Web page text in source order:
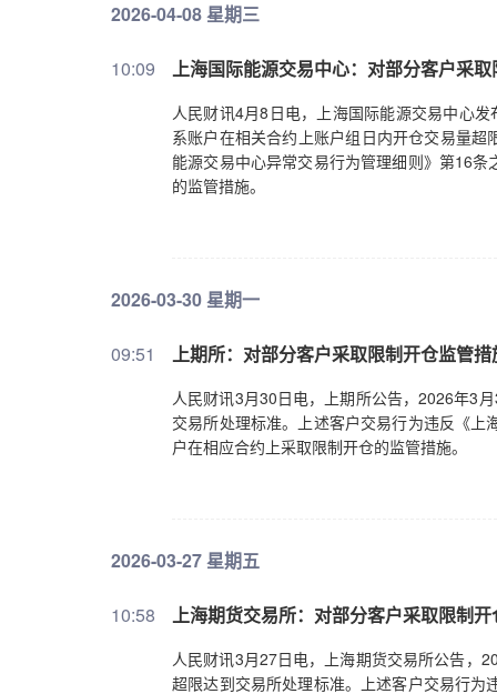
2026-04-08 星期三
10:09 上海国际能源交易中心：对部分客户采
人民财讯4月8日电，上海国际能源交易中心
系账户在相关合约上账户组日内开仓交易量
能源交易中心异常交易行为管理细则》第16
的监管措施。
2026-03-30 星期一
09:51 上期所：对部分客户采取限制开仓监管措
人民财讯3月30日电，上期所公告，2026年3
交易所处理标准。上述客户交易行为违反《
户在相应合约上采取限制开仓的监管措施。
2026-03-27 星期五
10:58 上海期货交易所：对部分客户采取限制
人民财讯3月27日电，上海期货交易所公告，
超限达到交易所处理标准。上述客户交易行